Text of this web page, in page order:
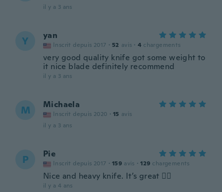
il y a 3 ans
Y yan
Inscrit depuis 2017 · 52 avis · 4 chargements
very good quality knife got some weight to
it nice blade definitely recommend
il y a 3 ans
M Michaela
Inscrit depuis 2020 · 15 avis
il y a 3 ans
P Pie
Inscrit depuis 2017 · 159 avis · 129 chargements
Nice and heavy knife. It’s great 👍🏽
il y a 4 ans